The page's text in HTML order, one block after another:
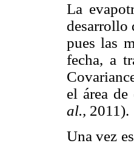
La
desarrollo
pues las
fecha, a
el área
al., 2011).
Una vez